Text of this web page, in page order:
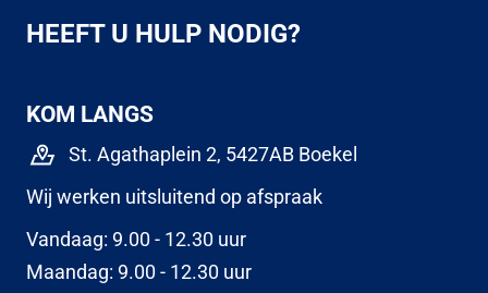
HEEFT U HULP NODIG?
KOM LANGS
St. Agathaplein 2, 5427AB Boekel
Wij werken uitsluitend op afspraak
Vandaag: 9.00 - 12.30 uur
Maandag: 9.00 - 12.30 uur